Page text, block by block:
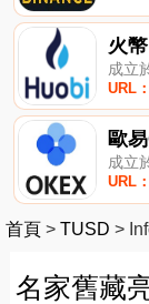
火幣
成立
URL
歐
成立
URL
首頁 > TUSD >
名家舊藏